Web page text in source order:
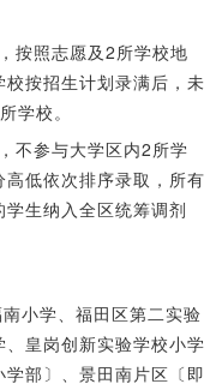
按照志愿及2所学校地
按招生计划录满后，未
学校。
不参与大学区内2所学
低依次排序录取，所有
生纳入全区统筹调剂
小学、福田区第二实验
皇岗创新实验学校小学
部〕、景田南片区〔即